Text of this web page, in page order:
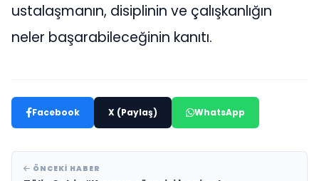
ustalaşmanın, disiplinin ve çalışkanlığın
neler başarabileceğinin kanıtı.
Facebook X (Paylaş) WhatsApp
ÖNCEKI HABER